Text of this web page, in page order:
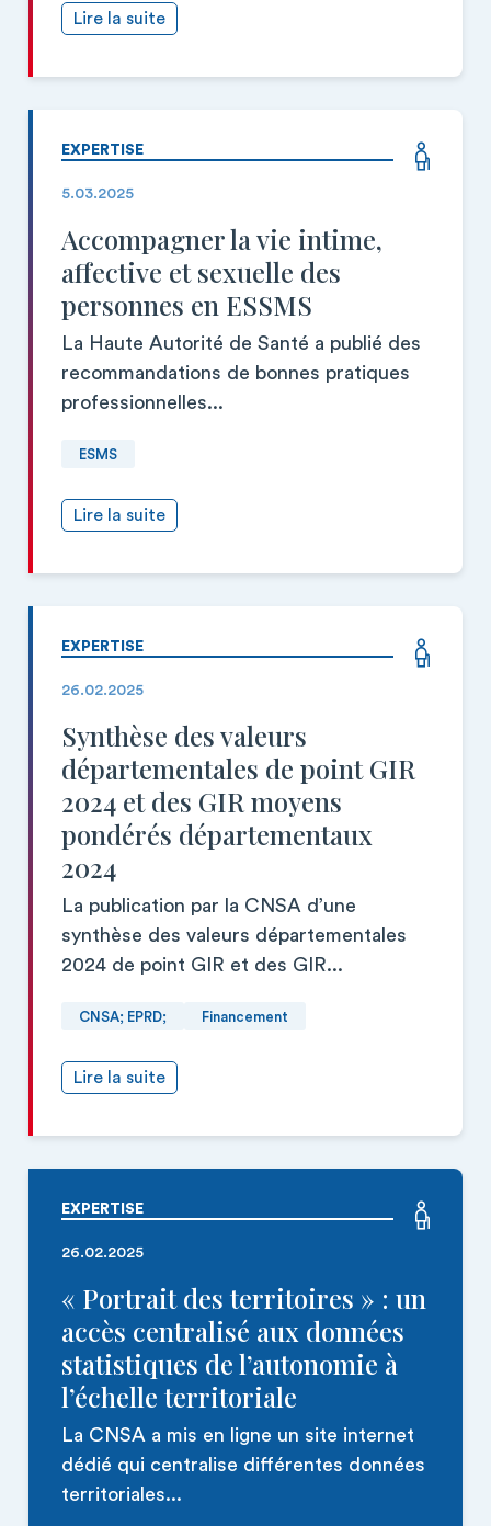
Lire la suite
EXPERTISE
5.03.2025
Accompagner la vie intime,
affective et sexuelle des
personnes en ESSMS
La Haute Autorité de Santé a publié des
recommandations de bonnes pratiques
professionnelles...
ESMS
Lire la suite
EXPERTISE
26.02.2025
Synthèse des valeurs
départementales de point GIR
2024 et des GIR moyens
pondérés départementaux
2024
La publication par la CNSA d’une
synthèse des valeurs départementales
2024 de point GIR et des GIR...
CNSA; EPRD; Financement
Lire la suite
EXPERTISE
26.02.2025
« Portrait des territoires » : un
accès centralisé aux données
statistiques de l’autonomie à
l’échelle territoriale
La CNSA a mis en ligne un site internet
dédié qui centralise différentes données
territoriales...